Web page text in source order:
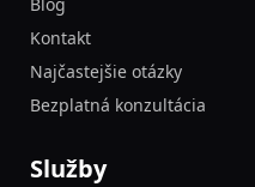
Blog
Kontakt
Najčastejšie otázky
Bezplatná konzultácia
Služby